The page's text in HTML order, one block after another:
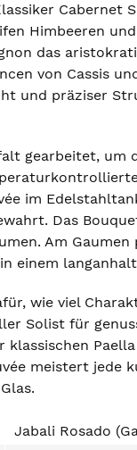
Cabernet
Himbeeren
das
von Cassis
und präziser
gearbeitet, um
im
Das
Am
einem
wie viel
Solist für
meistert jede
Jabali Rosado